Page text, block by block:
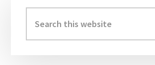
Sidebar
this
website